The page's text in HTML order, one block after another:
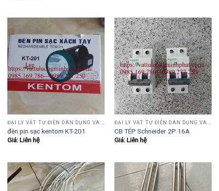
đèn pin sạc kentom KT-201
Giá: Liên hệ
CB TÉP Schneider 2P 16A
Giá: Liên hệ